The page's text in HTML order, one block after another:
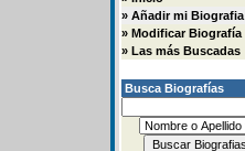
» Añadir mi Biografia
» Modificar Biografía
» Las más Buscadas
Busca Biografías